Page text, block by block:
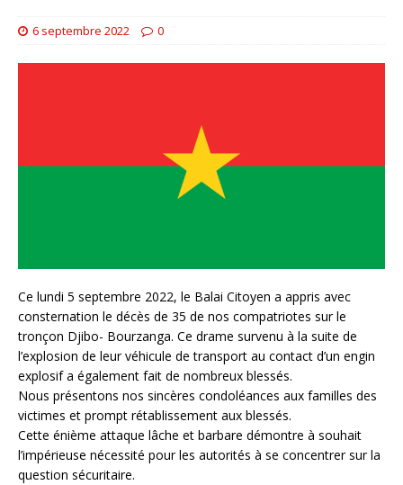
6 septembre 2022 0
Ce lundi 5 septembre 2022, le Balai Citoyen a appris avec
consternation le décès de 35 de nos compatriotes sur le
tronçon Djibo- Bourzanga. Ce drame survenu à la suite de
l’explosion de leur véhicule de transport au contact d’un engin
explosif a également fait de nombreux blessés.
Nous présentons nos sincères condoléances aux familles des
victimes et prompt rétablissement aux blessés.
Cette énième attaque lâche et barbare démontre à souhait
l’impérieuse nécessité pour les autorités à se concentrer sur la
question sécuritaire.